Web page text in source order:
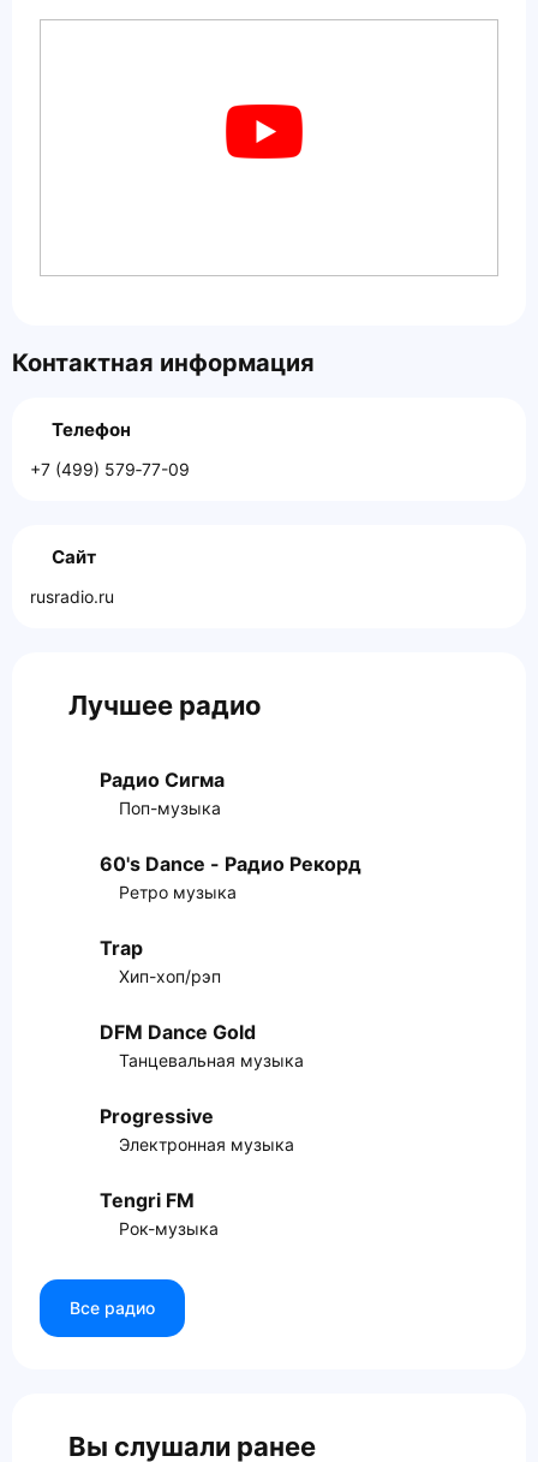
Контактная информация
Телефон
+7 (499) 579‑77-09
Сайт
rusradio.ru
Лучшее радио
Радио Сигма
Поп-музыка
60's Dance - Радио Рекорд
Ретро музыка
Trap
Хип-хоп/рэп
DFM Dance Gold
Танцевальная музыка
Progressive
Электронная музыка
Tengri FM
Рок-музыка
Все радио
Вы слушали ранее